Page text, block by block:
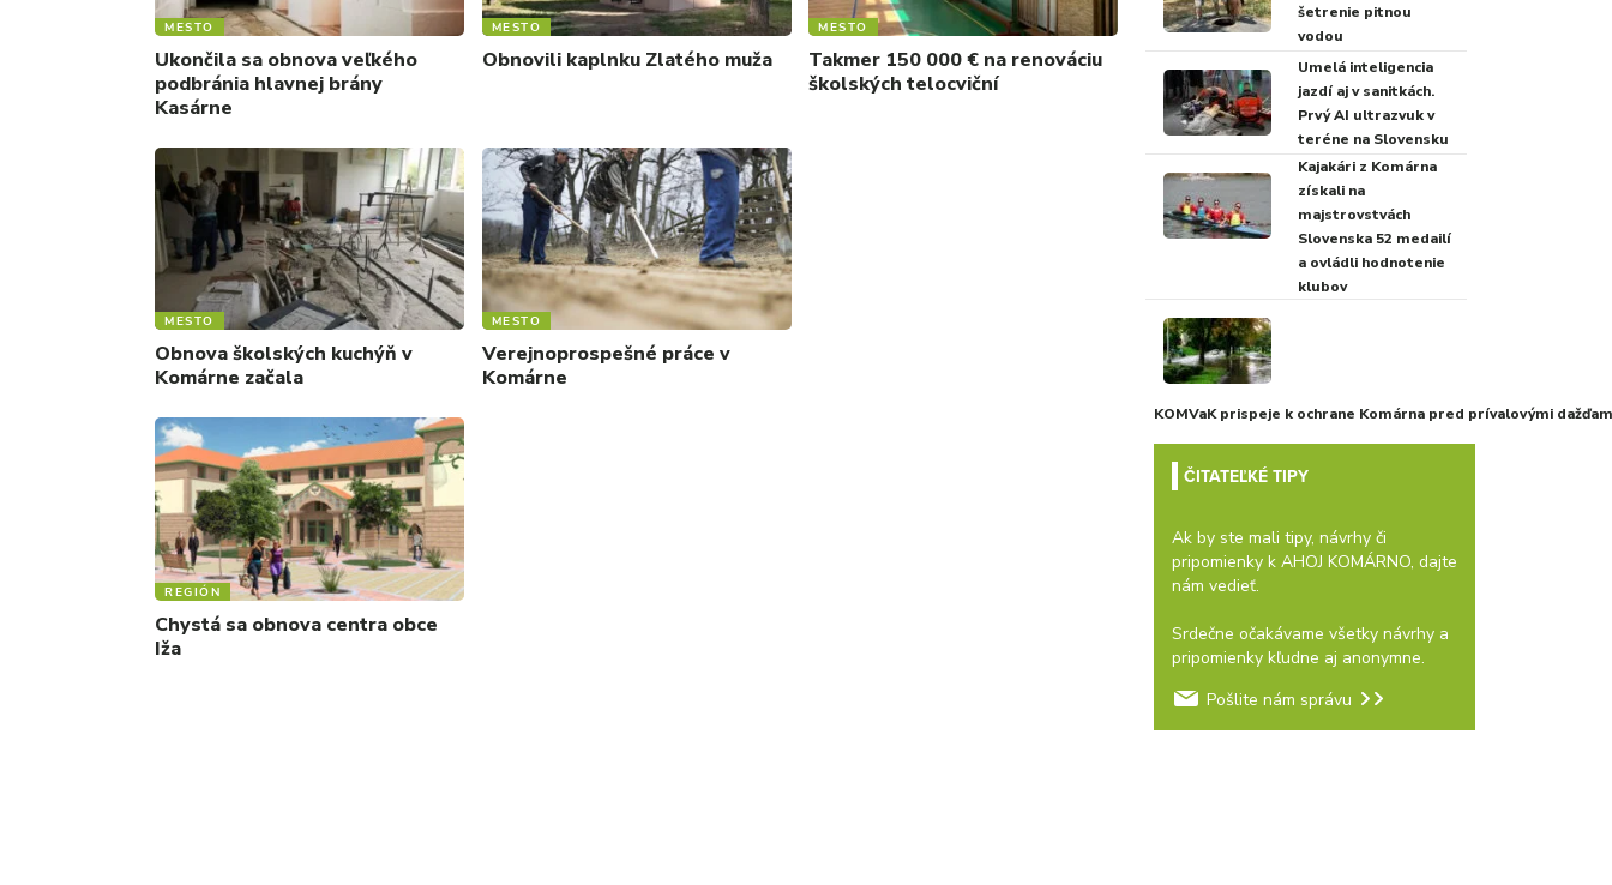
MESTO
Ukončila sa obnova veľkého
podbránia hlavnej brány
Kasárne
MESTO
Obnovili kaplnku Zlatého muža
MESTO
Takmer 150 000 € na renováciu
školských telocviční
MESTO
Obnova školských kuchýň v
Komárne začala
MESTO
Verejnoprospešné práce v
Komárne
REGIÓN
Chystá sa obnova centra obce
Iža
šetrenie pitnou
vodou
Umelá inteligencia
jazdí aj v sanitkách.
Prvý AI ultrazvuk v
teréne na Slovensku
Kajakári z Komárna
získali na
majstrovstvách
Slovenska 52 medailí
a ovládli hodnotenie
klubov
KOMVaK prispeje k ochrane Komárna pred prívalovými
ČITATEĽKÉ TIPY
Ak by ste mali tipy, návrhy či
pripomienky k AHOJ KOMÁRNO, dajte
nám vedieť.
Srdečne očakávame všetky návrhy a
pripomienky kľudne aj anonymne.
Pošlite nám správu